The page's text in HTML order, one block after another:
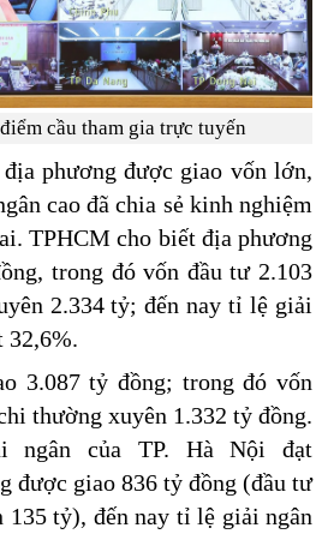
cầu tham gia trực tuyến
phương được giao vốn lớn,
cao đã chia sẻ kinh nghiệm
TPHCM cho biết địa phương
trong đó vốn đầu tư 2.103
2.334 tỷ; đến nay tỉ lệ giải
32,6%.
3.087 tỷ đồng; trong đó vốn
thường xuyên 1.332 tỷ đồng.
của TP. Hà Nội đạt
được giao 836 tỷ đồng (đầu tư
135 tỷ), đến nay tỉ lệ giải ngân